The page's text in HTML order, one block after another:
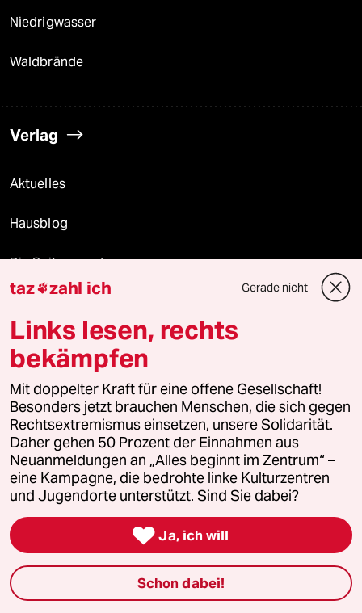
Niedrigwasser
Waldbrände
Verlag
Aktuelles
Hausblog
Die Seitenwende
Presse
Unterstützen
abo
genossenschaft
taz zahl ich
recherchefonds ausland
taz zahl ich Gerade nicht
Links lesen, rechts
bekämpfen
Mit doppelter Kraft für eine offene Gesellschaft!
Besonders jetzt brauchen Menschen, die sich gegen
Rechtsextremismus einsetzen, unsere Solidarität.
Daher gehen 50 Prozent der Einnahmen aus
Neuanmeldungen an „Alles beginnt im Zentrum“ –
eine Kampagne, die bedrohte linke Kulturzentren
und Jugendorte unterstützt. Sind Sie dabei?
 Ja, ich will
Schon dabei!